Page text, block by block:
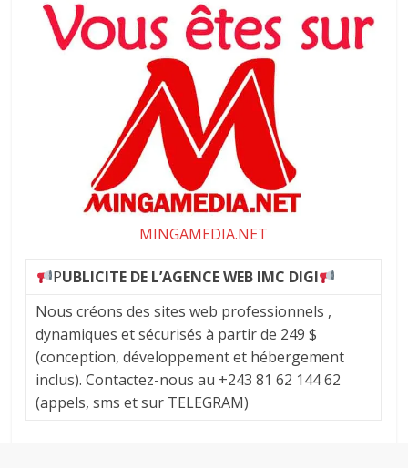
MINGAMEDIA.NET
PUBLICITE DE L’AGENCE WEB IMC DIGI
Nous créons des sites web professionnels ,
dynamiques et sécurisés à partir de 249 $
(conception, développement et hébergement
inclus). Contactez-nous au +243 81 62 144 62
(appels, sms et sur TELEGRAM)